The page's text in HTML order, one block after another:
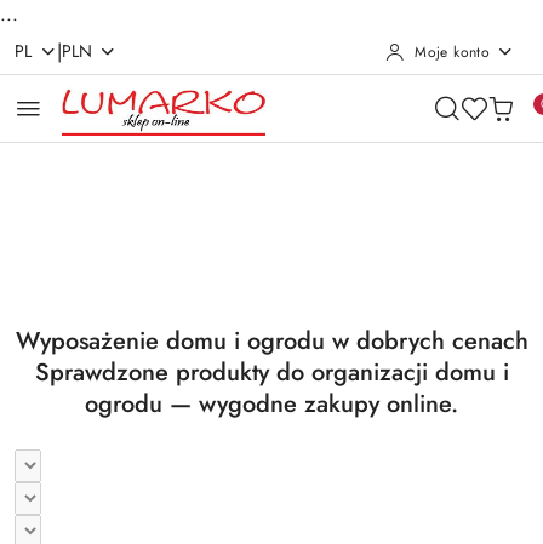
...
Przejdź do treści głównej
Przejdź do wyszukiwarki
Przejdź do moje konto
Przejdź do menu głównego
Przejdź do stopki
PL |PLN Moje konto
Wyposażenie domu i ogrodu w dobrych cenach
Sprawdzone produkty do organizacji domu i
ogrodu — wygodne zakupy online.